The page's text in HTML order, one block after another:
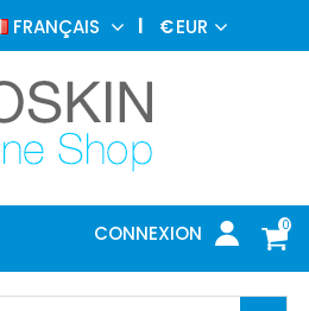
FRANÇAIS €EUR
0
CONNEXION